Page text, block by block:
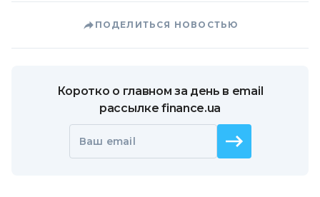
ПОДЕЛИТЬСЯ НОВОСТЬЮ
Коротко о главном за день в email
рассылке finance.ua
Ваш email